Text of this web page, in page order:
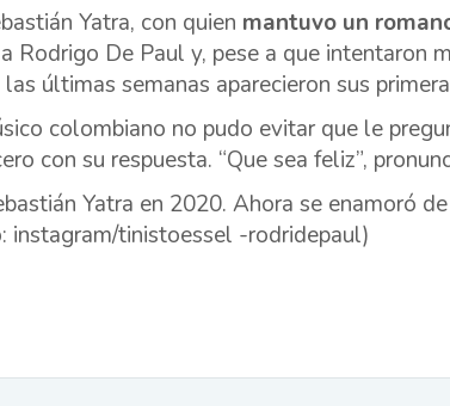
Yatra, con quien mantuvo un
Rodrigo De Paul y, pese a que intentaron
últimas semanas aparecieron sus
colombiano no pudo evitar que le
con su respuesta. “Que sea feliz”,